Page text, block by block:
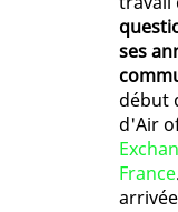
ses
début
d'Air
France